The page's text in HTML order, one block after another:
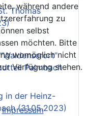
Thomas
Palmbach
in der Heinz-
(31.05.2023)
während andere
zu
selbst
möchten. Bitte
womöglich nicht
Verfügung stehen.
Impressum